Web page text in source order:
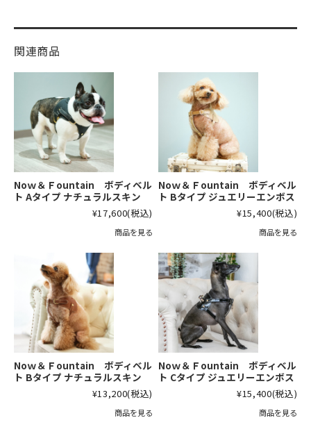
関連商品
Noｗ＆Ｆountain ボディベル
ト Aタイプ ナチュラルスキン
¥17,600(税込)
商品を見る
Noｗ＆Ｆountain ボディベル
ト Bタイプ ジュエリーエンボス
¥15,400(税込)
商品を見る
Noｗ＆Ｆountain ボディベル
ト Bタイプ ナチュラルスキン
¥13,200(税込)
商品を見る
Noｗ＆Ｆountain ボディベル
ト Cタイプ ジュエリーエンボス
¥15,400(税込)
商品を見る